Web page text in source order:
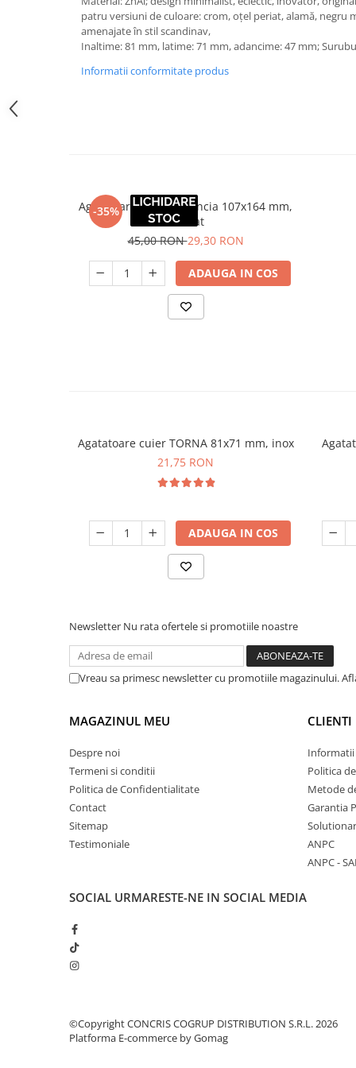
patru versiuni de culoare: crom, oțel periat, alamă, negru
amenajate în stil scandinav,
Inaltime: 81 mm, latime: 71 mm, adancime: 47 mm;
Informatii conformitate produs
-35%
Agatatoare cuier Walencia 107x164 mm,
cromat
45,00 RON29,30 RON
ADAUGA IN COS
Agatatoare cuier TORNA 81x71 mm, inox
21,75 RON
ADAUGA IN COS
Newsletter Nu rata ofertele si promotiile noastre
Vreau sa primesc newsletter cu promotiile magazinului.
MAGAZINUL MEU
Despre noi
Termeni si conditii
Politica de Confidentialitate
Contact
Sitemap
Testimoniale
CLIENTI
Politica
Metode
Garantia
ANPC
ANPC -
SOCIAL URMARESTE-NE IN SOCIAL MEDIA
©Copyright CONCRIS COGRUP DISTRIBUTION S.R.L. 2026
Platforma E-commerce by Gomag